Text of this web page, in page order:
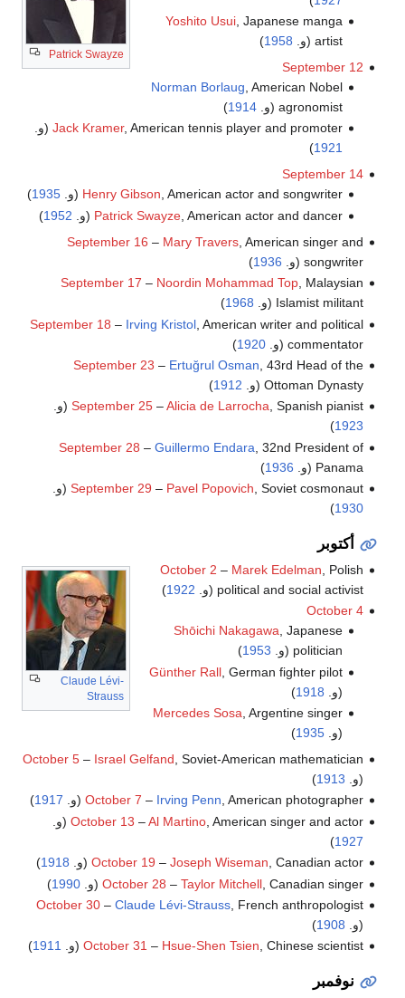
Patrick Swayze
Yoshito Usui , Japanese manga
artist (و.
1958
)
September 12
Norman Borlaug , American Nobel
agronomist (و.
1914
)
Jack Kramer, American tennis player and promoter (و.
1921
)
September 14
Henry Gibson, American actor and songwriter (و. 1935
)
Patrick Swayze , American actor and dancer (و. 1952
)
September 16 – Mary Travers, American singer and
songwriter (و.
1936
)
September 17 – Noordin Mohammad Top, Malaysian
Islamist militant (و.
1968
)
September 18 – Irving Kristol, American writer and political
commentator (و.
1920
)
September 23 – Ertuğrul Osman , 43rd Head of the
Ottoman Dynasty (و.
1912
)
September 25–Alicia de Larrocha, Spanish pianist (و.
1923
)
September 28 – Guillermo Endara , 32nd President of
Panama (و.
1936
)
September 29 – Pavel Popovich , Soviet cosmonaut (و.
1930
)
أكتوبر
Claude Lévi-
Strauss
October 2 – Marek Edelman , Polish
political and social activist (و.
1922
)
October 4
Shōichi Nakagawa , Japanese
politician (و.
1953
)
Günther Rall , German fighter pilot
(و. 1918
)
Mercedes Sosa , Argentine singer
(و. 1935
)
October 5– Israel Gelfand , Soviet-American mathematician
(و. 1913
)
October 7 – Irving Penn, American photographer (و. 1917
)
October 13 –Al Martino, American singer and actor (و.
1927
)
October 19 – Joseph Wiseman , Canadian actor (و. 1918
)
October 28 – Taylor Mitchell, Canadian singer (و. 1990
)
October 30– Claude Lévi-Strauss, French anthropologist
(و. 1908
)
October 31 – Hsue-Shen Tsien, Chinese scientist (و. 1911
)
نوفمبر